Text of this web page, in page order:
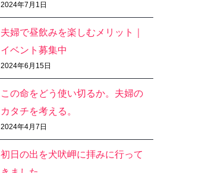
2024年7月1日
夫婦で昼飲みを楽しむメリット｜
イベント募集中
2024年6月15日
この命をどう使い切るか。夫婦の
カタチを考える。
2024年4月7日
初日の出を犬吠岬に拝みに行って